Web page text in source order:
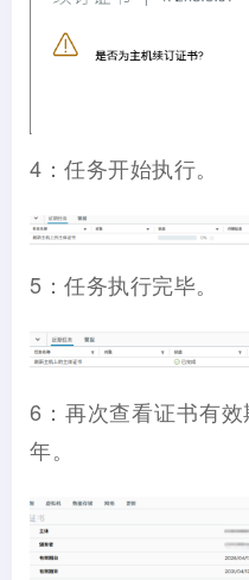
4：任务开始执行。
5：任务执行完毕。
6：再次查看证书有
年。